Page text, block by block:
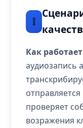
❕
Как
аудиозапись
проверяет
возражения